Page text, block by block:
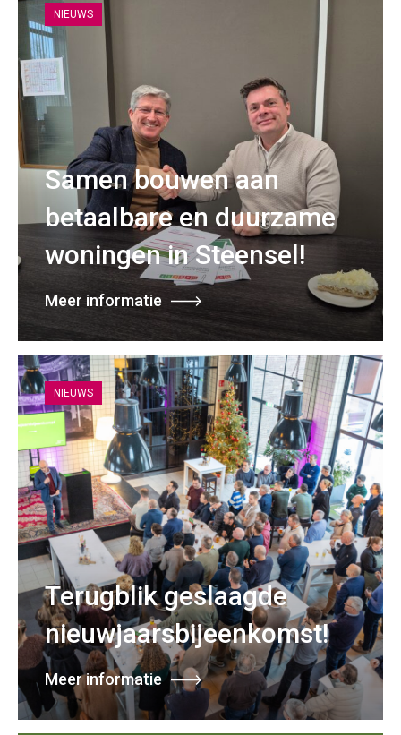
NIEUWS
Samen bouwen aan
betaalbare en duurzame
woningen in Steensel!
Meer informatie
NIEUWS
Terugblik geslaagde
nieuwjaarsbijeenkomst!
Meer informatie